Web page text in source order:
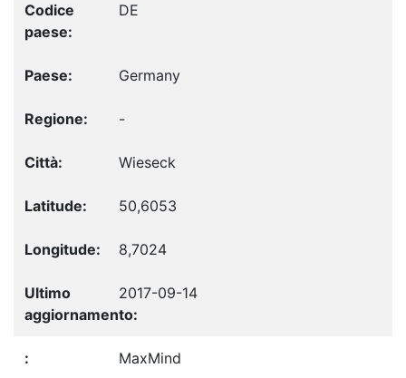
DE
Germany
-
Wieseck
50,6053
8,7024
2017-09-14
MaxMind